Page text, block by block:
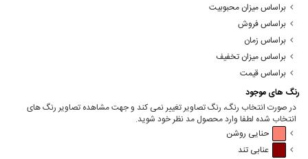
براساس میزان محبوبیت
براساس فروش
براساس زمان
براساس میزان تخفیف
براساس قیمت
رنگ های موجود
در صورت انتخاب رنگ، رنگ تصاویر تغییر نمی کند و جهت مشاهده تصاویر رنگ های
انتخاب شده لطفا وارد محصول مد نظر خود شوید.
حنایی روشن
عنابی تند